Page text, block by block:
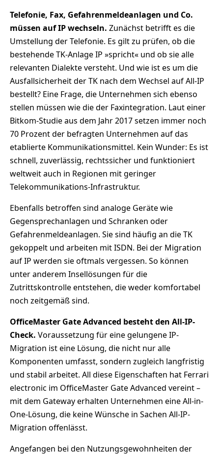
Telefonie, Fax, Gefahrenmeldeanlagen und Co.
müssen auf IP wechseln. Zunächst betrifft es die
Umstellung der Telefonie. Es gilt zu prüfen, ob die
bestehende TK-Anlage IP »spricht« und ob sie alle
relevanten Dialekte versteht. Und wie ist es um die
Ausfallsicherheit der TK nach dem Wechsel auf All-IP
bestellt? Eine Frage, die Unternehmen sich ebenso
stellen müssen wie die der Faxintegration. Laut einer
Bitkom-Studie aus dem Jahr 2017 setzen immer noch
70 Prozent der befragten Unternehmen auf das
etablierte Kommunikationsmittel. Kein Wunder: Es ist
schnell, zuverlässig, rechtssicher und funktioniert
weltweit auch in Regionen mit geringer
Telekommunikations-Infrastruktur.
Ebenfalls betroffen sind analoge Geräte wie
Gegensprechanlagen und Schranken oder
Gefahrenmeldeanlagen. Sie sind häufig an die TK
gekoppelt und arbeiten mit ISDN. Bei der Migration
auf IP werden sie oftmals vergessen. So können
unter anderem Insellösungen für die
Zutrittskontrolle entstehen, die weder komfortabel
noch zeitgemäß sind.
OfficeMaster Gate Advanced besteht den All-IP-
Check. Voraussetzung für eine gelungene IP-
Migration ist eine Lösung, die nicht nur alle
Komponenten umfasst, sondern zugleich langfristig
und stabil arbeitet. All diese Eigenschaften hat Ferrari
electronic im OfficeMaster Gate Advanced vereint –
mit dem Gateway erhalten Unternehmen eine All-in-
One-Lösung, die keine Wünsche in Sachen All-IP-
Migration offenlässt.
Angefangen bei den Nutzungsgewohnheiten der